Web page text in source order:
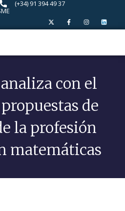
(+34) 91 394 49 37
con el
de
la profesión
matemáticas